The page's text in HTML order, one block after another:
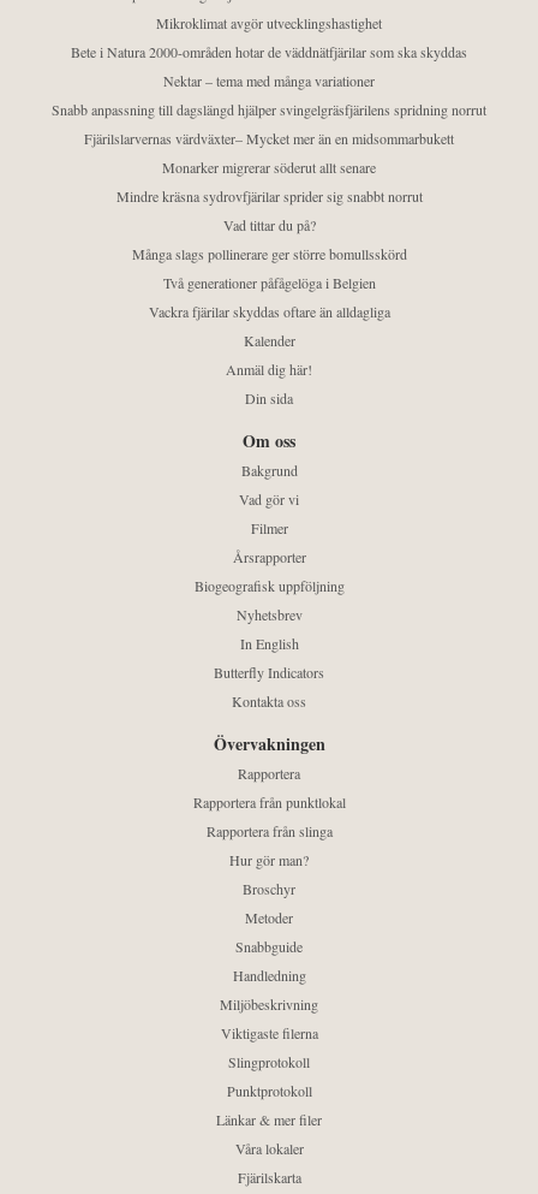
Mikroklimat avgör utvecklingshastighet
Bete i Natura 2000-områden hotar de väddnätfjärilar som ska skyddas
Nektar – tema med många variationer
Snabb anpassning till dagslängd hjälper svingelgräsfjärilens spridning norrut
Fjärilslarvernas värdväxter– Mycket mer än en midsommarbukett
Monarker migrerar söderut allt senare
Mindre kräsna sydrovfjärilar sprider sig snabbt norrut
Vad tittar du på?
Många slags pollinerare ger större bomullsskörd
Två generationer påfågelöga i Belgien
Vackra fjärilar skyddas oftare än alldagliga
Kalender
Anmäl dig här!
Din sida
Om oss
Bakgrund
Vad gör vi
Filmer
Årsrapporter
Biogeografisk uppföljning
Nyhetsbrev
In English
Butterfly Indicators
Kontakta oss
Övervakningen
Rapportera
Rapportera från punktlokal
Rapportera från slinga
Hur gör man?
Broschyr
Metoder
Snabbguide
Handledning
Miljöbeskrivning
Viktigaste filerna
Slingprotokoll
Punktprotokoll
Länkar & mer filer
Våra lokaler
Fjärilskarta